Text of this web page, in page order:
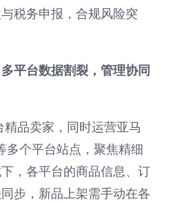
税务申报，合规风险突
平台数据割裂，管理协同
品卖家，同时运营亚马
多个平台站点，聚焦精细
，各平台的商品信息、订
步，新品上架需手动在各